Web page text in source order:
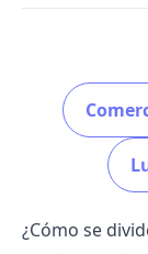
¿Cómo se